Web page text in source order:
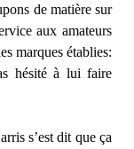
de matière sur
aux amateurs
marques établies:
hésité à lui faire
s’est dit que ça